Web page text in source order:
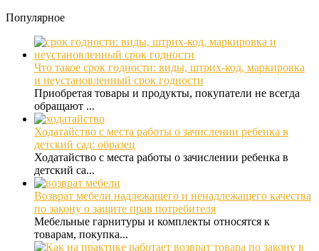
Популярное
Что такое срок годности: виды, штрих-код, маркировка
и неустановленный срок годности
Приобретая товары и продукты, покупатели не всегда
обращают ...
Ходатайство с места работы о зачислении ребенка в
детский сад: образец
Ходатайство с места работы о зачислении ребенка в
детский са...
Возврат мебели надлежащего и ненадлежащего качества
по закону о защите прав потребителя
Мебельные гарнитуры и комплекты относятся к
товарам, покупка...